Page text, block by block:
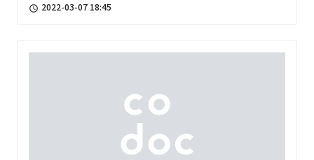
access_time 2022-03-07 18:45